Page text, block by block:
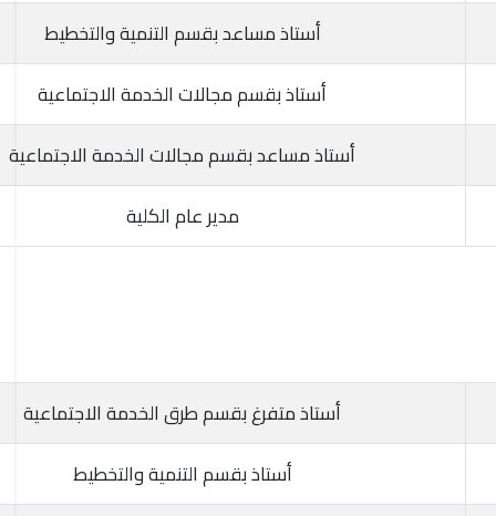
أستاذ مساعد بقسم التنمية والتخطيط
أستاذ بقسم مجالات الخدمة الاجتماعية
أستاذ مساعد بقسم مجالات الخدمة الاجتماعية
مدير عام الكلية
أستاذ متفرغ بقسم طرق الخدمة الاجتماعية
أستاذ بقسم التنمية والتخطيط